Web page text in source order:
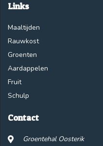
Links
Maaltijden
Rauwkost
Groenten
Aardappelen
Fruit
Schulp
Contact
Groentehal Oosterik